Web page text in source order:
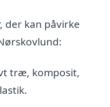
der kan påvirke
træ, komposit,